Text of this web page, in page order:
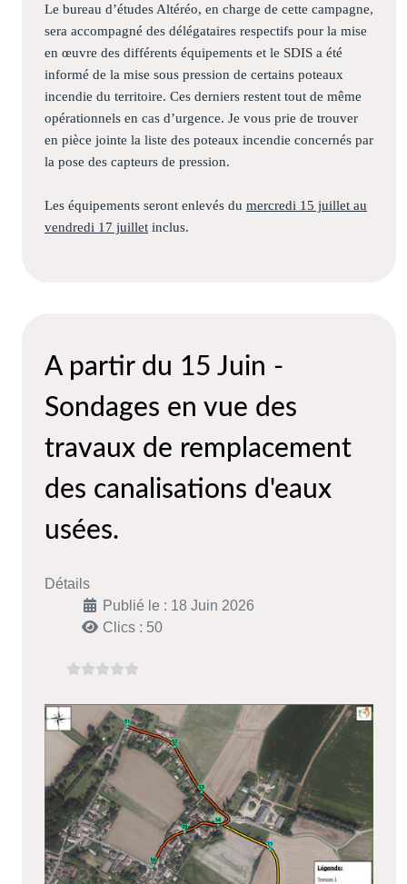
Le bureau d’études Altéréo, en charge de cette campagne,
sera accompagné des délégataires respectifs pour la mise
en œuvre des différents équipements et le SDIS a été
informé de la mise sous pression de certains poteaux
incendie du territoire. Ces derniers restent tout de même
opérationnels en cas d’urgence. Je vous prie de trouver
en pièce jointe la liste des poteaux incendie concernés par
la pose des capteurs de pression.
Les équipements seront enlevés du mercredi 15 juillet au
vendredi 17 juillet inclus.
A partir du 15 Juin -
Sondages en vue des
travaux de remplacement
des canalisations d'eaux
usées.
Détails
Publié le : 18 Juin 2026
Clics : 50